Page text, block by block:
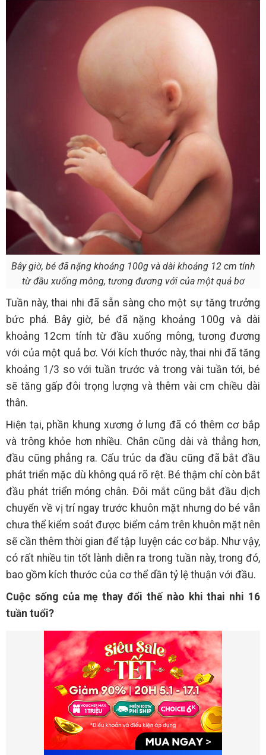
Bây giờ, bé đã nặng khoảng 100g và dài khoảng 12 cm tính
từ đầu xuống mông, tương đương với của một quả bơ
Tuần này, thai nhi đã sẵn sàng cho một sự tăng trưởng
bức phá. Bây giờ, bé đã nặng khoảng 100g và dài
khoảng 12cm tính từ đầu xuống mông, tương đương
với của một quả bơ. Với kích thước này, thai nhi đã tăng
khoảng 1/3 so với tuần trước và trong vài tuần tới, bé
sẽ tăng gấp đôi trọng lượng và thêm vài cm chiều dài
thân.
Hiện tại, phần khung xương ở lưng đã có thêm cơ bắp
và trông khỏe hơn nhiều. Chân cũng dài và thẳng hơn,
đầu cũng phẳng ra. Cấu trúc da đầu cũng đã bắt đầu
phát triển mặc dù không quá rõ rệt. Bé thậm chí còn bắt
đầu phát triển móng chân. Đôi mắt cũng bắt đầu dịch
chuyển về vị trí ngay trước khuôn mặt nhưng do bé vẫn
chưa thể kiểm soát được biểm cảm trên khuôn mặt nên
sẽ cần thêm thời gian để tập luyện các cơ bắp. Như vậy,
có rất nhiều tin tốt lành diễn ra trong tuần này, trong đó,
bao gồm kích thước của cơ thể dần tỷ lệ thuận với đầu.
Cuộc sống của mẹ thay đổi thế nào khi thai nhi 16
tuần tuổi?